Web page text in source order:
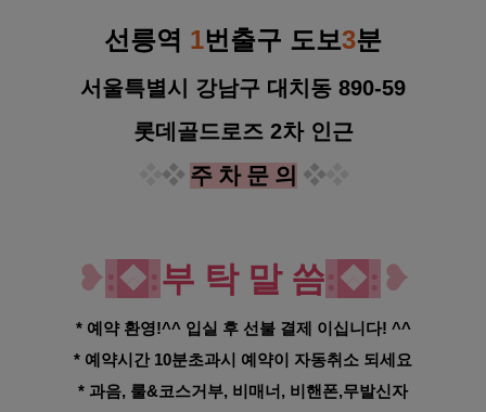
선릉역 1번출구 도보3분
서울특별시 강남구 대치동 890-59
롯데골드로즈 2차 인근
❖ 주 차 문 의 ❖❖
❥:❖:부 탁 말 씀:❖: ❥
* 예약 환영!^^ 입실 후 선불 결제 이십니다! ^^
* 예약시간 10분초과시 예약이 자동취소 되세요
* 과음, 룰&코스거부, 비매너, 비핸폰,무발신자